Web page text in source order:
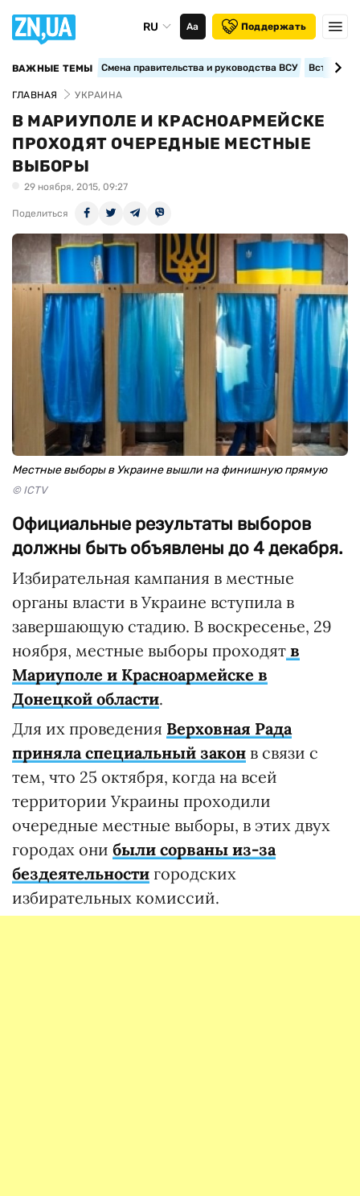
RU Аа Поддержать
ВАЖНЫЕ ТЕМЫ Смена правительства и руководства ВСУ
ГЛАВНАЯ УКРАИНА
В МАРИУПОЛЕ И КРАСНОАРМЕЙСКЕ
ПРОХОДЯТ ОЧЕРЕДНЫЕ МЕСТНЫЕ
ВЫБОРЫ
29 ноября, 2015, 09:27
Поделиться
Местные выборы в Украине вышли на финишную прямую
© ICTV
Официальные результаты выборов
должны быть объявлены до 4 декабря.
Избирательная кампания в местные
органы власти в Украине вступила в
завершающую стадию. В воскресенье, 29
ноября, местные выборы проходят в
Мариуполе и Красноармейске в
Донецкой области.
Для их проведения Верховная Рада
приняла специальный закон в связи с
тем, что 25 октября, когда на всей
территории Украины проходили
очередные местные выборы, в этих двух
городах они были сорваны из-за
бездеятельности городских
избирательных комиссий.